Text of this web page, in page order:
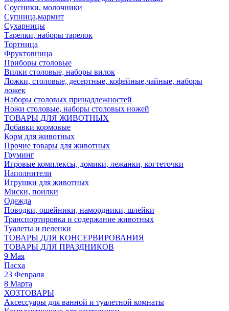
Соусники, молочники
Супница,мармит
Сухарницы
Тарелки, наборы тарелок
Тортница
Фруктовница
Приборы столовые
Вилки столовые, наборы вилок
Ложки, столовые, десертные, кофейные,чайные, наборы
ложек
Наборы столовых принадлежностей
Ножи столовые, наборы столовых ножей
ТОВАРЫ ДЛЯ ЖИВОТНЫХ
Добавки кормовые
Корм для животных
Прочие товары для животных
Груминг
Игровые комплексы, домики, лежанки, когтеточки
Наполнители
Игрушки для животных
Миски, поилки
Одежда
Поводки, ошейники, намордники, шлейки
Транспортировка и содержание животных
Туалеты и пеленки
ТОВАРЫ ДЛЯ КОНСЕРВИРОВАНИЯ
ТОВАРЫ ДЛЯ ПРАЗДНИКОВ
9 Мая
Пасха
23 Февраля
8 Марта
ХОЗТОВАРЫ
Аксессуары для ванной и туалетной комнаты